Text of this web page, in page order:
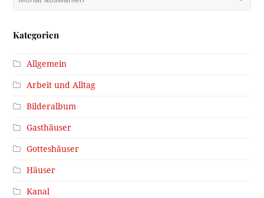
Kategorien
Allgemein
Arbeit und Alltag
Bilderalbum
Gasthäuser
Gotteshäuser
Häuser
Kanal